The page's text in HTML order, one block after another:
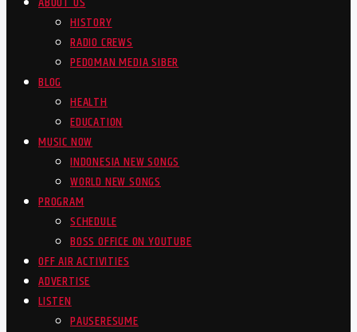
HISTORY
RADIO CREWS
PEDOMAN MEDIA SIBER
BLOG
HEALTH
EDUCATION
MUSIC NOW
INDONESIA NEW SONGS
WORLD NEW SONGS
PROGRAM
SCHEDULE
BOSS OFFICE ON YOUTUBE
OFF AIR ACTIVITIES
ADVERTISE
LISTEN
PAUSERESUME